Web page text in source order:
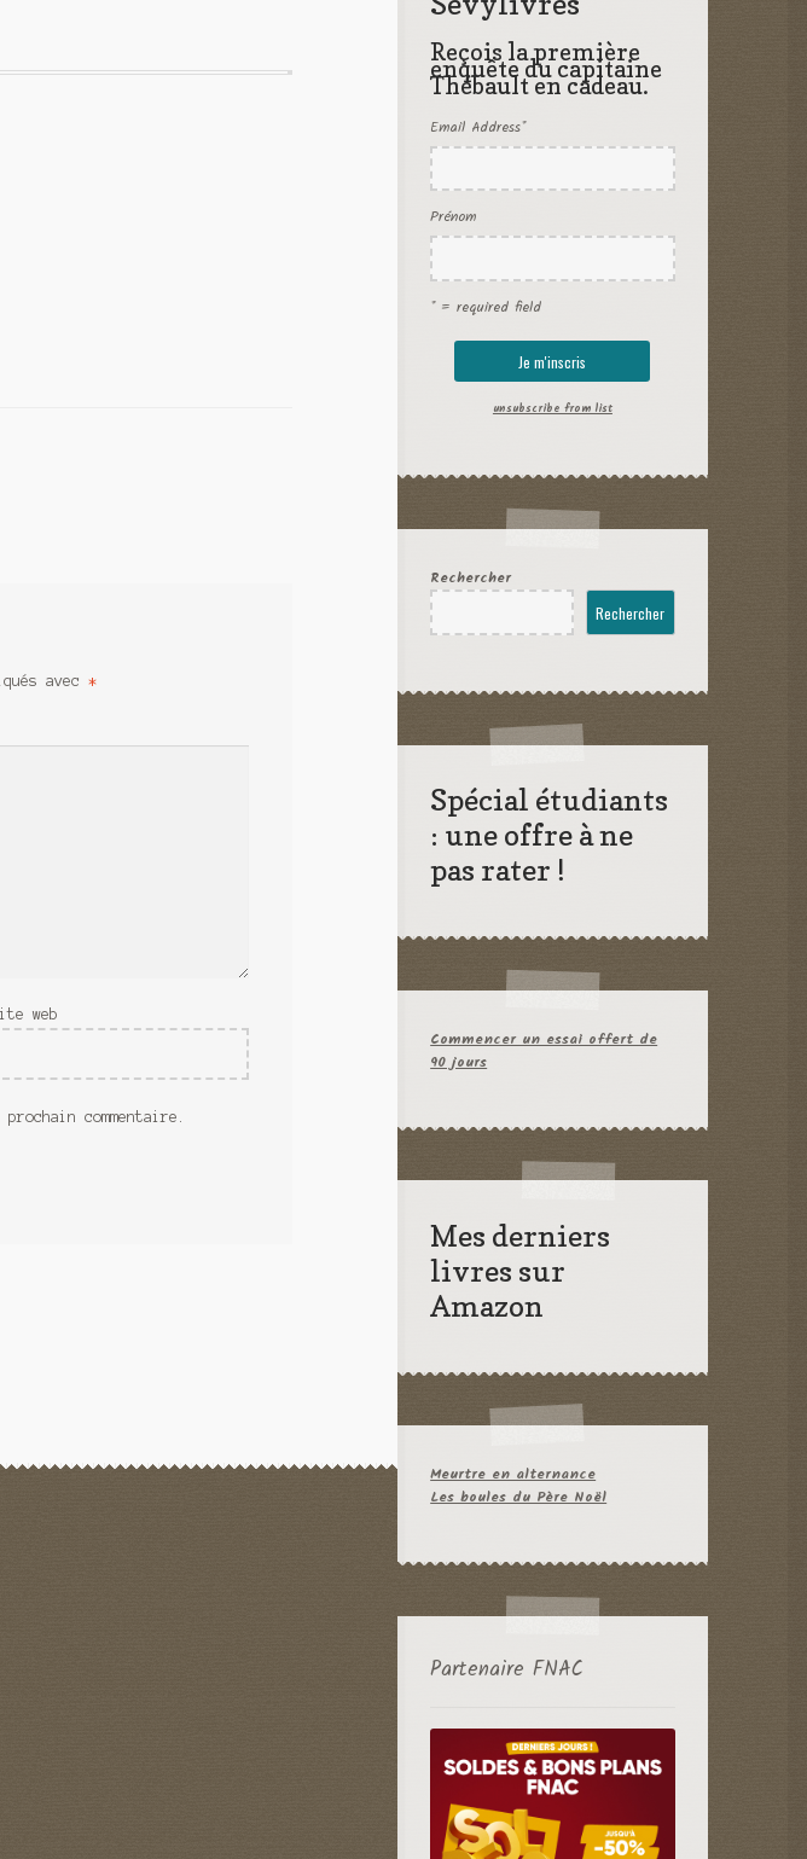
avec*
web
commentaire.
Reçois la première
enquête du capitaine
Thébault en cadeau.
Email Address*
Prénom
* = required field
unsubscribe from list
Rechercher
Rechercher
Spécial étudiants
: une offre à ne
pas rater !
Commencer un essai offert de
90 jours
Mes derniers
livres sur
Amazon
Meurtre en alternance
Les boules du Père Noël
Partenaire FNAC